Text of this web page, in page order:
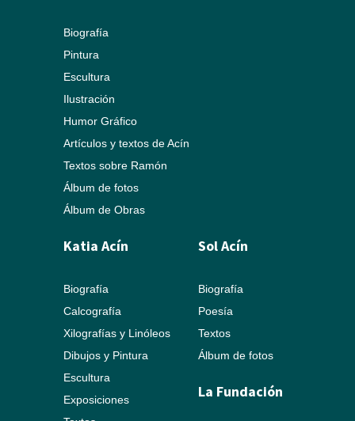
Biografía
Pintura
Escultura
Ilustración
Humor Gráfico
Artículos y textos de Acín
Textos sobre Ramón
Álbum de fotos
Álbum de Obras
Katia Acín
Biografía
Calcografía
Xilografías y Linóleos
Dibujos y Pintura
Escultura
Exposiciones
Sol Acín
Biografía
Poesía
Textos
Álbum de fotos
La Fundación